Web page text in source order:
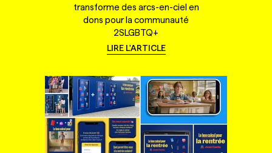
transforme des arcs-en-ciel en
dons pour la communauté
2SLGBTQ+
LIRE L'ARTICLE